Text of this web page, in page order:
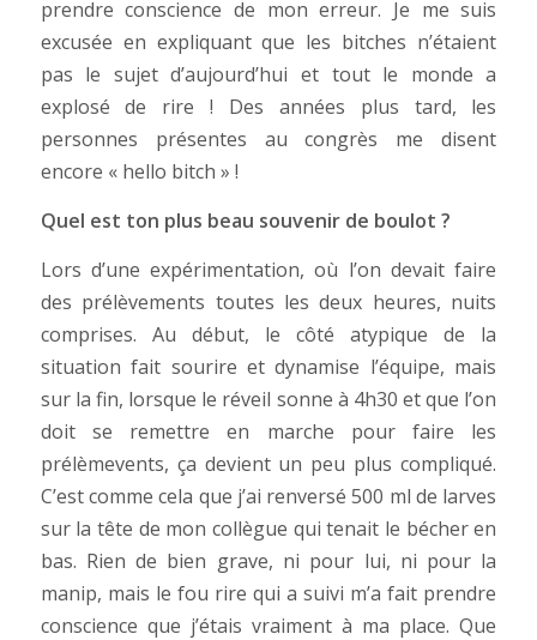
prendre conscience de mon erreur. Je me suis
excusée en expliquant que les bitches n’étaient
pas le sujet d’aujourd’hui et tout le monde a
explosé de rire ! Des années plus tard, les
personnes présentes au congrès me disent
encore « hello bitch » !
Quel est ton plus beau souvenir de boulot ?
Lors d’une expérimentation, où l’on devait faire
des prélèvements toutes les deux heures, nuits
comprises. Au début, le côté atypique de la
situation fait sourire et dynamise l’équipe, mais
sur la fin, lorsque le réveil sonne à 4h30 et que l’on
doit se remettre en marche pour faire les
prélèmevents, ça devient un peu plus compliqué.
C’est comme cela que j’ai renversé 500 ml de larves
sur la tête de mon collègue qui tenait le bécher en
bas. Rien de bien grave, ni pour lui, ni pour la
manip, mais le fou rire qui a suivi m’a fait prendre
conscience que j’étais vraiment à ma place. Que